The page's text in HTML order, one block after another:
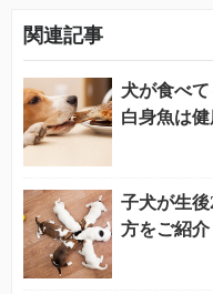
関連記事
犬が食べ
白身魚は
子犬が生
方をご紹介